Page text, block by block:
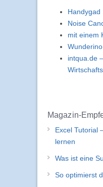
Handygad
Noise
mit einem
intqua.de
Magazin-
Excel Tutorial
lernen
Was ist eine
So optimierst